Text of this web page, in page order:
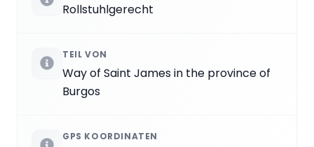
Rollstuhlgerecht
TEIL VON
Way of Saint James in the province of
Burgos
GPS KOORDINATEN